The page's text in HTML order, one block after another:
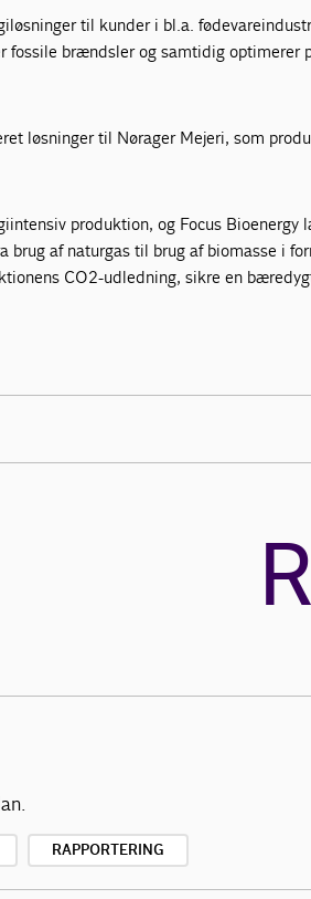
til kunder i bl.a.
fossile brændsler og samtidig optimerer
løsninger til Nørager Mejeri, som
produktion, og Focus Bioenergy
brug af naturgas til brug af biomasse i
CO2-udledning, sikre en
RAPPORTERING